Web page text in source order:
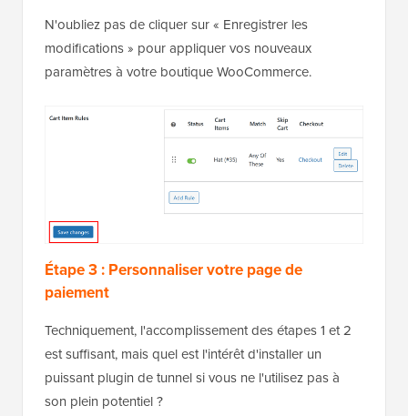
N'oubliez pas de cliquer sur « Enregistrer les
modifications » pour appliquer vos nouveaux
paramètres à votre boutique WooCommerce.
Étape 3 : Personnaliser votre page de
paiement
Techniquement, l'accomplissement des étapes 1 et 2
est suffisant, mais quel est l'intérêt d'installer un
puissant plugin de tunnel si vous ne l'utilisez pas à
son plein potentiel ?